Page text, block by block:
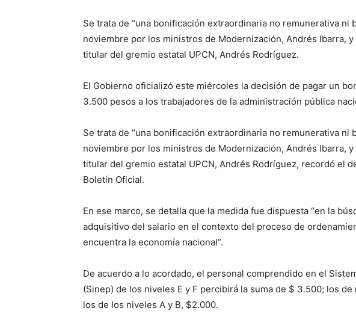
Se trata de “una bonificación extraordinaria no remunerativa ni
noviembre por los ministros de Modernización, Andrés Ibarra,
titular del gremio estatal UPCN, Andrés Rodríguez.
El Gobierno oficializó este miércoles la decisión de pagar un
3.500 pesos a los trabajadores de la administración pública
Se trata de “una bonificación extraordinaria no remunerativa ni
noviembre por los ministros de Modernización, Andrés Ibarra,
titular del gremio estatal UPCN, Andrés Rodríguez, recordó el
Boletín Oficial.
En ese marco, se detalla que la medida fue dispuesta “en la
adquisitivo del salario en el contexto del proceso de
encuentra la economía nacional”.
De acuerdo a lo acordado, el personal comprendido en el
(Sinep) de los niveles E y F percibirá la suma de $ 3.500; los
los de los niveles A y B, $2.000.